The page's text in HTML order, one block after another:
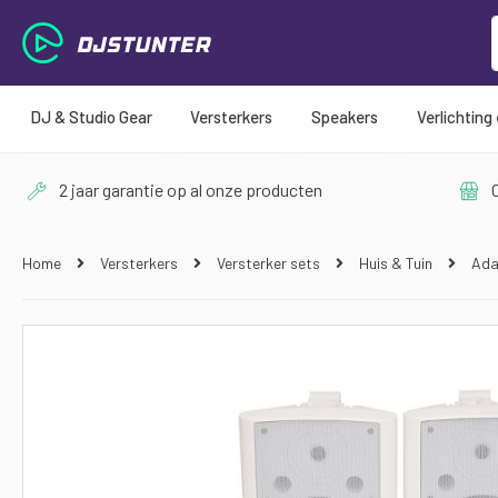
DJ & Studio Gear Versterkers Speakers
2 jaar garantie op al onze producten
Home Versterkers Versterker sets Huis & Tuin